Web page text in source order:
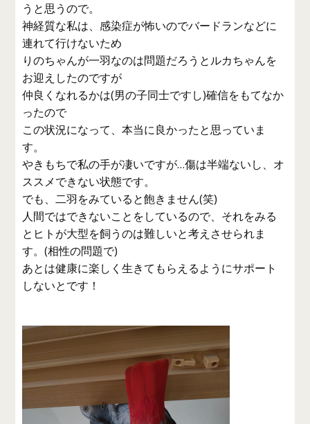
うと思うので。
神経質な私は、感染症が怖いのでバードランなどに
連れて行けないため
りのちゃんが一羽なのは問題だろうとルカちゃんを
お迎えしたのですが
仲良くなれるかは(男の子同士ですし)確信をもてなか
ったので
この状況になって、本当に良かったと思っていま
す。
やきもちで私の手が凄いですが…傷は半端ないし、オ
ススメできない状態です。
でも、二羽をみていると飽きません(笑)
人間ではできないことをしているので、それをみる
とヒトが大型を飼うのは難しいと考えさせられま
す。(相性の問題で)
あとは健康に楽しく生きてもらえるようにサポート
しないとです！